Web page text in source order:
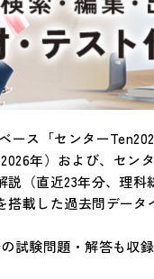
ス「センター
年）および、セン
（直近23年分、理
搭載した過去問デー
試験問題・解答も収録